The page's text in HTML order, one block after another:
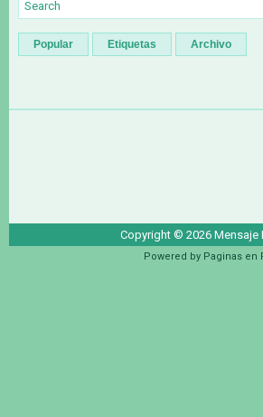
Popular Etiquetas Archivo
Copyright © 2026 Mensaje
Powered by Paginas en